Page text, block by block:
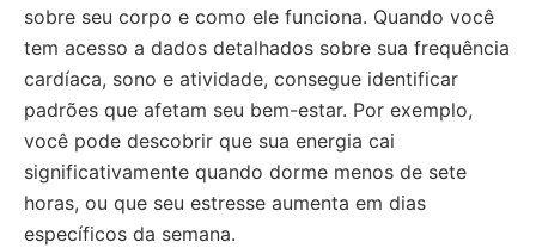
sobre seu corpo e como ele funciona. Quando você
tem acesso a dados detalhados sobre sua frequência
cardíaca, sono e atividade, consegue identificar
padrões que afetam seu bem-estar. Por exemplo,
você pode descobrir que sua energia cai
significativamente quando dorme menos de sete
horas, ou que seu estresse aumenta em dias
específicos da semana.